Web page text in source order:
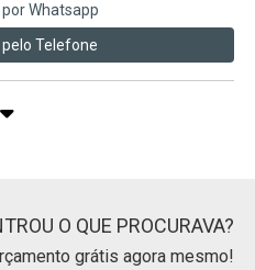
Whatsapp
Telefone
O QUE PROCURAVA?
grátis agora mesmo!